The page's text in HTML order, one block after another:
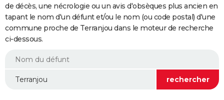
Retraite
Epargne
Immobilier
Risques naturels par ville
Assurance
AUTO
Essais
Réserver un essai
Citadines
Berlines
SUV
Forum auto
+HIGH-TECH
BRICOLAGE
WEEK-END
de décès, une nécrologie ou un avis d'obsèques plus ancien en
tapant le nom d'un défunt et/ou le nom (ou code postal) d'une
commune proche de Terranjou dans le moteur de recherche
ci-dessous.